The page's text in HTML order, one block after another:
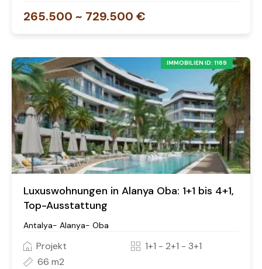
265.500 ~ 729.500 €
IMMOBILIEN ID: 1169
Luxuswohnungen in Alanya Oba: 1+1 bis 4+1,
Top-Ausstattung
Antalya- Alanya- Oba
Projekt
1+1 - 2+1 - 3+1
66 m2